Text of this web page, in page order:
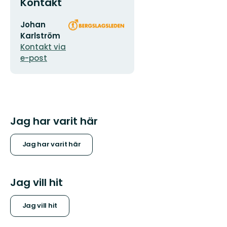
E-
postadress
Johan
Karlström
Kontakt via
e-post
Organisationens
Jag har varit här
Jag har varit här
Jag vill hit
Jag vill hit